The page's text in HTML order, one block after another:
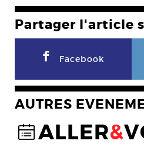
Partager l'article
F Facebook
AUTRES
@ALLER&